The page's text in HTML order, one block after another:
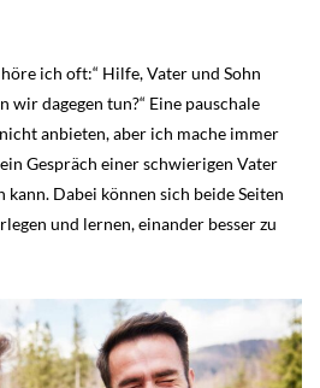
ich oft:“ Hilfe, Vater und Sohn
wir dagegen tun?“ Eine pauschale
anbieten, aber ich mache immer
Gespräch einer schwierigen Vater
kann. Dabei können sich beide Seiten
und lernen, einander besser zu